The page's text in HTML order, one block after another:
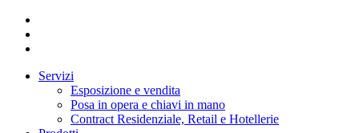
Servizi
Esposizione e vendita
Posa in opera e chiavi in mano
Contract Residenziale, Retail e Hotellerie